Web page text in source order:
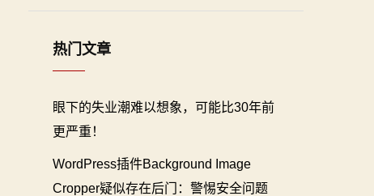
热门文章
眼下的失业潮难以想象，可能比30年前
更严重！
WordPress插件Background Image
Cropper疑似存在后门：警惕安全问题